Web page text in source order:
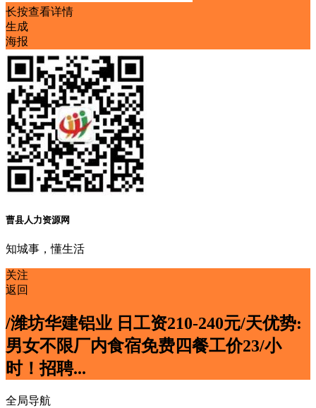
长按查看详情
生成
海报
曹县人力资源网
知城事，懂生活
关注
返回
/潍坊华建铝业 日工资210-240元/天优势:
男女不限厂内食宿免费四餐工价23/小
时！招聘...
全局导航